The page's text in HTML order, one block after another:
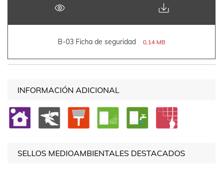
B-03 Ficha de seguridad 0,14 MB
INFORMACIÓN ADICIONAL
SELLOS MEDIOAMBIENTALES DESTACADOS